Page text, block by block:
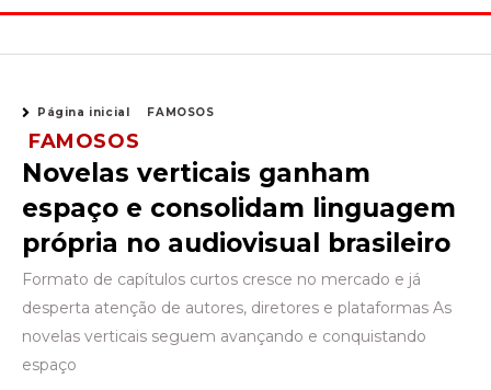
Página inicial FAMOSOS
FAMOSOS
Novelas verticais ganham
espaço e consolidam linguagem
própria no audiovisual brasileiro
Formato de capítulos curtos cresce no mercado e já
desperta atenção de autores, diretores e plataformas As
novelas verticais seguem avançando e conquistando
espaço